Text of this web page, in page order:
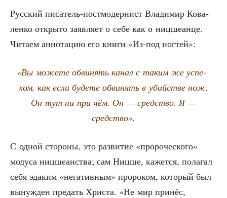
Рус­ский писа­тель-пост­мо­дер­нист Вла­ди­мир Кова­
лен­ко откры­то заяв­ля­ет о себе как о ниц­ше­ан­це.
Чита­ем анно­та­цию его кни­ги «Из-под ногтей»:
«Вы може­те обви­нять канал с таким же успе­
хом, как если буде­те обви­нять в убий­стве нож.
Он тут ни при чём. Он — сред­ство. Я —
средство».
С одной сто­ро­ны, это раз­ви­тие «про­ро­че­ско­го»
моду­са ниц­ше­ан­ства; сам Ниц­ше, кажет­ся, пола­гал
себя эда­ким «нега­тив­ным» про­ро­ком, кото­рый был
вынуж­ден пре­дать Хри­ста. «Не мир при­нёс,